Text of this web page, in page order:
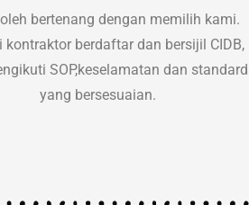
bertenang dengan memilih kami.
kontraktor berdaftar dan bersijil CIDB,
SOP,keselamatan dan standard
yang bersesuaian.